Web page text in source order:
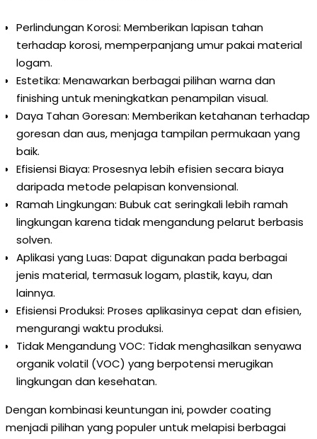
Perlindungan Korosi: Memberikan lapisan tahan
terhadap korosi, memperpanjang umur pakai material
logam.
Estetika: Menawarkan berbagai pilihan warna dan
finishing untuk meningkatkan penampilan visual.
Daya Tahan Goresan: Memberikan ketahanan terhadap
goresan dan aus, menjaga tampilan permukaan yang
baik.
Efisiensi Biaya: Prosesnya lebih efisien secara biaya
daripada metode pelapisan konvensional.
Ramah Lingkungan: Bubuk cat seringkali lebih ramah
lingkungan karena tidak mengandung pelarut berbasis
solven.
Aplikasi yang Luas: Dapat digunakan pada berbagai
jenis material, termasuk logam, plastik, kayu, dan
lainnya.
Efisiensi Produksi: Proses aplikasinya cepat dan efisien,
mengurangi waktu produksi.
Tidak Mengandung VOC: Tidak menghasilkan senyawa
organik volatil (VOC) yang berpotensi merugikan
lingkungan dan kesehatan.
Dengan kombinasi keuntungan ini, powder coating
menjadi pilihan yang populer untuk melapisi berbagai